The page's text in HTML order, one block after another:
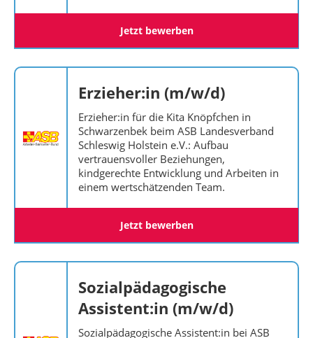
Jetzt bewerben
Erzieher:in (m/w/d)
Erzieher:in für die Kita Knöpfchen in
Schwarzenbek beim ASB Landesverband
Schleswig Holstein e.V.: Aufbau
vertrauensvoller Beziehungen,
kindgerechte Entwicklung und Arbeiten in
einem wertschätzenden Team.
Jetzt bewerben
Sozialpädagogische
Assistent:in (m/w/d)
Sozialpädagogische Assistent:in bei ASB